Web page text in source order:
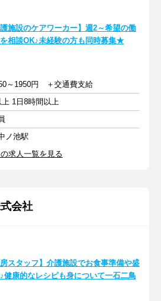
護施設のケアワーカー】週2～希望の働
相談OK♪未経験の方も同時募集★
～1950円 ＋交通費支給
1日8時間以上
ノ池駅
求人一覧を見る
会社
房スタッフ】介護施設でお食事準備や盛
健康的なレシピも身について一石二鳥